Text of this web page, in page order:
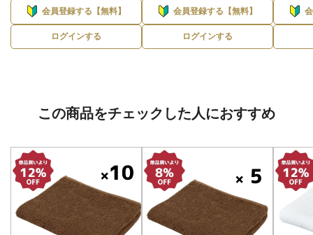
会員登録する【無料】
ログインする
会員登録する【無料】
ログインする
この商品をチェックした人におすすめ